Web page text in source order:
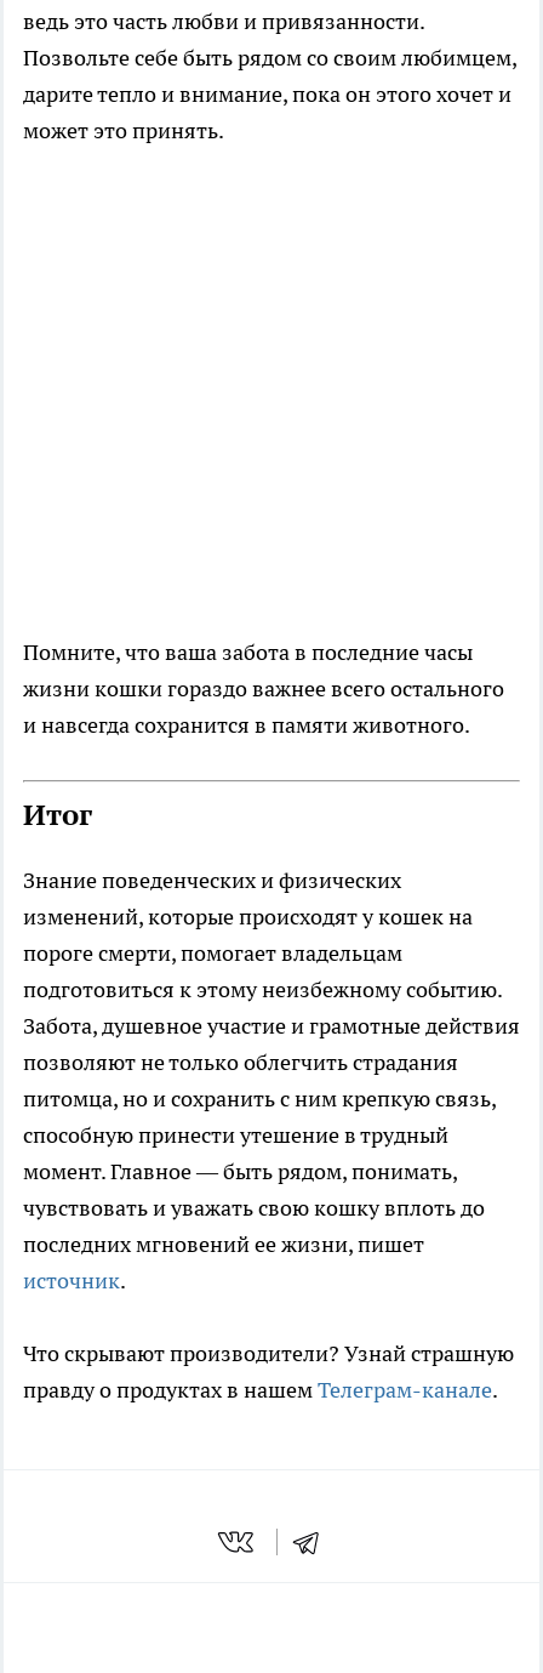
ведь это часть любви и привязанности.
Позвольте себе быть рядом со своим любимцем,
дарите тепло и внимание, пока он этого хочет и
может это принять.
Помните, что ваша забота в последние часы
жизни кошки гораздо важнее всего остального
и навсегда сохранится в памяти животного.
Итог
Знание поведенческих и физических
изменений, которые происходят у кошек на
пороге смерти, помогает владельцам
подготовиться к этому неизбежному событию.
Забота, душевное участие и грамотные действия
позволяют не только облегчить страдания
питомца, но и сохранить с ним крепкую связь,
способную принести утешение в трудный
момент. Главное — быть рядом, понимать,
чувствовать и уважать свою кошку вплоть до
последних мгновений ее жизни, пишет
источник.
Что скрывают производители? Узнай страшную
правду о продуктах в нашемТелеграм-канале.